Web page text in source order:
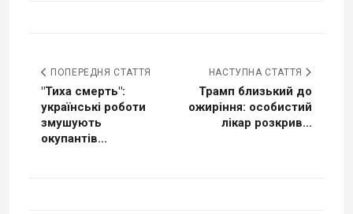
ПОПЕРЕДНЯ СТАТТЯ
"Тиха смерть":
українські роботи
змушують
окупантів...
НАСТУПНА СТАТТЯ
Трамп близький до
ожиріння: особистий
лікар розкрив...